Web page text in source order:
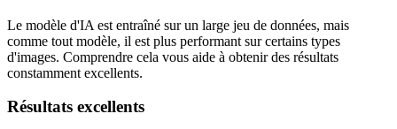
Le modèle d'IA est entraîné sur un large jeu de données, mais
comme tout modèle, il est plus performant sur certains types
d'images. Comprendre cela vous aide à obtenir des résultats
constamment excellents.
Résultats excellents